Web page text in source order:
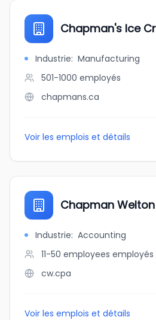
Chapman's Ice
Industrie: Manufacturing
501-1000 employés
chapmans.ca
Voir les emplois et détails
Chapman Welton
Industrie: Accounting
11-50 employees employés
cw.cpa
Voir les emplois et détails